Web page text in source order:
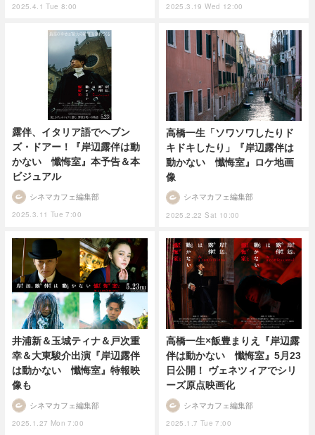
2025.4.1 Tue 8:00 2025.3.19 Wed 12:00
露伴、イタリア語でヘブン
ズ・ドアー！『岸辺露伴は動
かない 懺悔室』本予告＆本
ビジュアル
2025.3.11 Tue 7:00
シネマカフェ編集部
高橋一生「ソワソワしたりド
キドキしたり」『岸辺露伴は
動かない 懺悔室』ロケ地画
像
2025.2.22 Sat 10:00
シネマカフェ編集部
井浦新＆玉城ティナ＆戸次重
幸＆大東駿介出演『岸辺露伴
は動かない 懺悔室』特報映
像も
2025.1.27 Mon 7:00
シネマカフェ編集部
高橋一生×飯豊まりえ『岸辺露
伴は動かない 懺悔室』5月23
日公開！ ヴェネツィアでシリ
ーズ原点映画化
2025.1.7 Tue 7:00
シネマカフェ編集部